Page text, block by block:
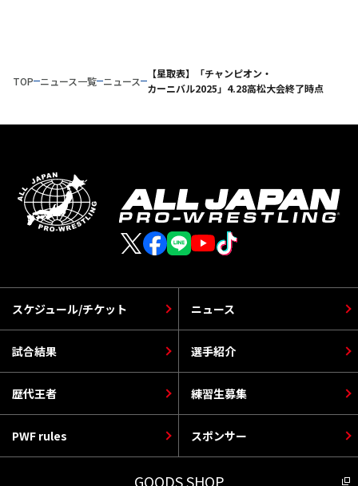
TOP ニュース一覧 ニュース
【星取表】「チャンピオン・
カーニバル2025」4.28高松大会終了時点
スケジュール/チケット
選手紹介
PWF rules
ニュース
歴代王者
スポンサー
試合結果
練習生募集
GOODS SHOP